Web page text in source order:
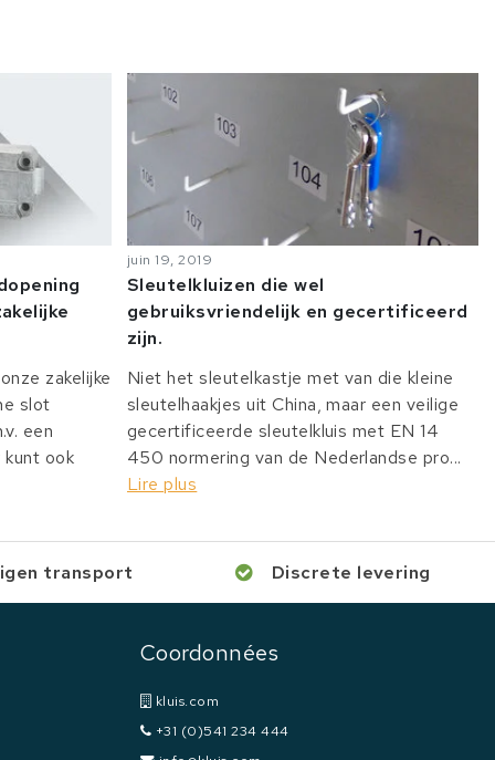
zakelijke
slot
een
ook
juin 19, 2019
Sleutelkluizen die wel
gebruiksvriendelijk en gecertificeerd
zijn.
Niet het sleutelkastje met van die kleine
sleutelhaakjes uit China, maar een veilige
gecertificeerde sleutelkluis met EN 14
450 normering van de Nederlandse pro...
Lire plus
transport Discrete levering
Coordonnées
kluis.com
+31 (0)541 234 444